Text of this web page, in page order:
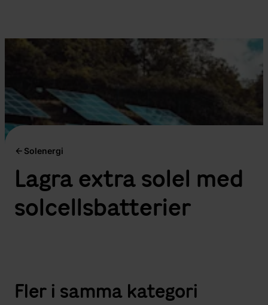
Solenergi
Lagra extra solel med
solcellsbatterier
Fler i samma kategori